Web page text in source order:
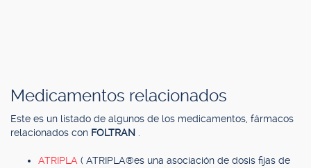
Medicamentos relacionados
Este es un listado de algunos de los medicamentos, fármacos
relacionados con FOLTRAN
ATRIPLA ( ATRIPLA®es una asociación de dosis fijas de